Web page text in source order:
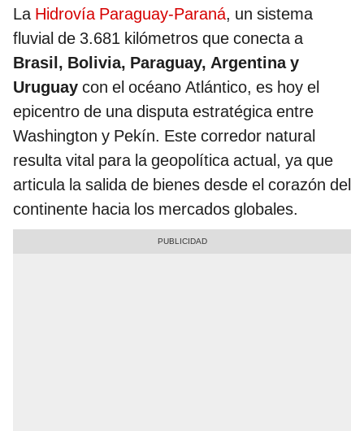
La Hidrovía Paraguay-Paraná, un sistema
fluvial de 3.681 kilómetros que conecta a
Brasil, Bolivia, Paraguay, Argentina y
Uruguay con el océano Atlántico, es hoy el
epicentro de una disputa estratégica entre
Washington y Pekín. Este corredor natural
resulta vital para la geopolítica actual, ya que
articula la salida de bienes desde el corazón del
continente hacia los mercados globales.